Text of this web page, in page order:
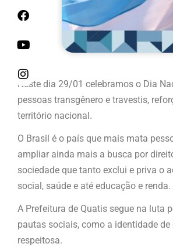
Neste dia 29/01 celebramos o Dia
pessoas transgênero e travestis,
território nacional.
O Brasil é o país que mais mata
ampliar ainda mais a busca por
sociedade que tanto exclui e priva o
social, saúde e até educação e renda.
A Prefeitura de Quatis segue na luta
pautas sociais, como a identidade
respeitosa.